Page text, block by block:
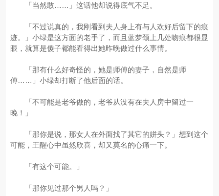
「当然敢……」这话他却说得底气不足。
「不过说真的，我刚看到夫人身上有与人欢好后留下的痕
迹。」小绿是这方面的老手了，而且蓝梦颈上几处吻痕都很显
眼，就算是傻子都能看得出她昨晚做过什么事情。
「那有什么好奇怪的，她是师傅的妻子，自然是师
傅……」小绿却打断了他后面的话。
「不可能是老爷做的，老爷从没有在夫人房中留过一
晚！」
「那你是说，那女人在外面找了其它的姘头？」想到这个
可能，王醒心中虽然欣喜，却又莫名的心痛一下。
「有这个可能。」
「那你见过那个男人吗？」